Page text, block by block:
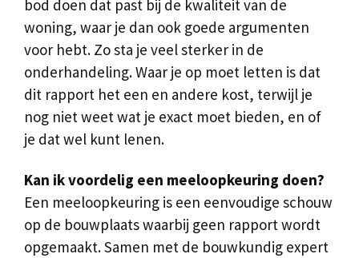
bod doen dat past bij de kwaliteit van de
woning, waar je dan ook goede argumenten
voor hebt. Zo sta je veel sterker in de
onderhandeling. Waar je op moet letten is dat
dit rapport het een en andere kost, terwijl je
nog niet weet wat je exact moet bieden, en of
je dat wel kunt lenen.
Kan ik voordelig een meeloopkeuring doen?
Een meeloopkeuring is een eenvoudige schouw
op de bouwplaats waarbij geen rapport wordt
opgemaakt. Samen met de bouwkundig expert